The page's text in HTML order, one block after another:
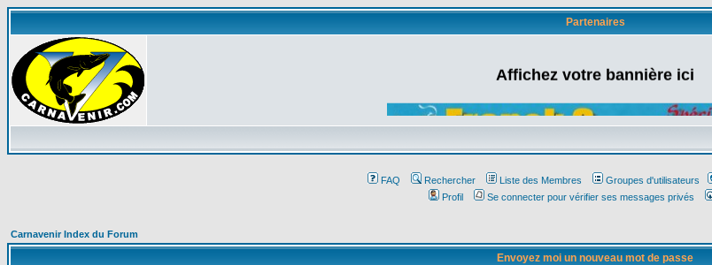
Partenaires
Affichez votre bannière ici
FAQ Rechercher Liste des Membres Groupes d'utilisateurs
Profil
Se connecter pour vérifier ses messages privés
Carnavenir Index du Forum
Envoyez moi un nouveau mot de passe